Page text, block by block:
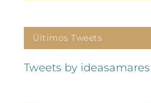
Últimos Tweets
Tweets by ideasamares